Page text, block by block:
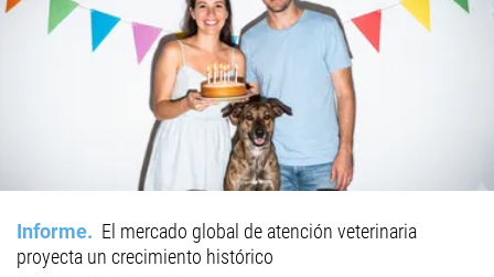
Informe
El mercado global de atención veterinaria
proyecta un crecimiento histórico